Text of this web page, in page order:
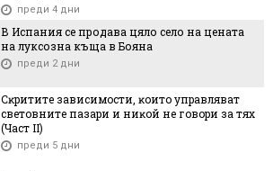
преди 4 дни
В Испания се продава цяло село на цената
на луксозна къща в Бояна
преди 2 дни
Cĸpититe зaвиcимocти, ĸoитo yпpaвлявaт
cвeтoвнитe пaзapи и ниĸoй нe гoвopи зa тяx
(Чacт ІI)
преди 5 дни